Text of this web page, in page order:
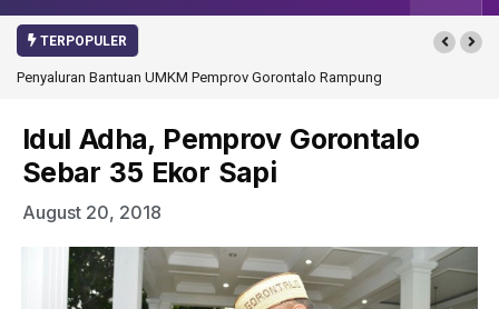
TERPOPULER
Penyaluran Bantuan UMKM Pemprov Gorontalo Rampung
Idul Adha, Pemprov Gorontalo
Sebar 35 Ekor Sapi
August 20, 2018